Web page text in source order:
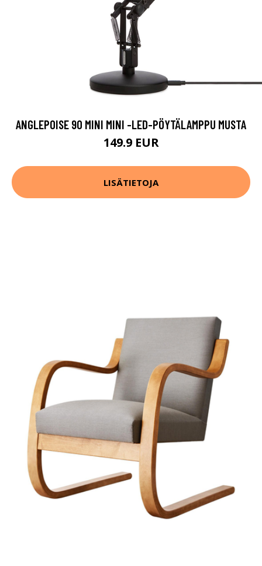
ANGLEPOISE 90 MINI MINI -LED-PÖYTÄLAMPPU MUSTA
149.9 EUR
LISÄTIETOJA